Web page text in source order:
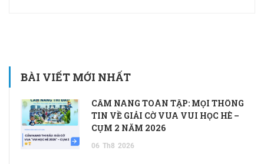
BÀI VIẾT MỚI NHẤT
CẨM NANG TOÀN TẬP: MỌI THÔNG
TIN VỀ GIẢI CỜ VUA VUI HỌC HÈ –
CỤM 2 NĂM 2026
06 Th8 2026